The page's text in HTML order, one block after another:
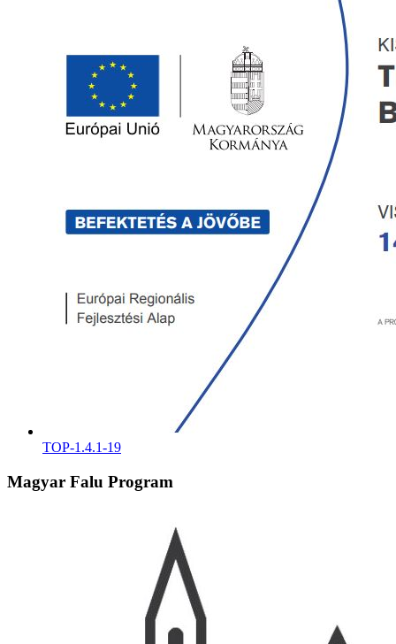
TOP-1.4.1-19
Magyar Falu Program